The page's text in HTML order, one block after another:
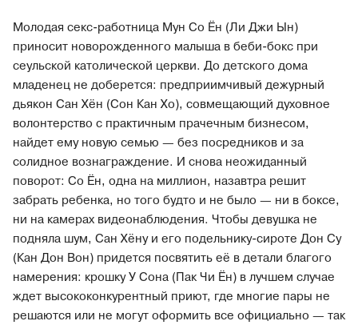
Молодая секс-работница Мун Со Ён (Ли Джи Ын)
приносит новорожденного малыша в беби-бокс при
сеульской католической церкви. До детского дома
младенец не доберется: предприимчивый дежурный
дьякон Сан Хён (Сон Кан Хо), совмещающий духовное
волонтерство с практичным прачечным бизнесом,
найдет ему новую семью — без посредников и за
солидное вознаграждение. И снова неожиданный
поворот: Со Ён, одна на миллион, назавтра решит
забрать ребенка, но того будто и не было — ни в боксе,
ни на камерах видеонаблюдения. Чтобы девушка не
подняла шум, Сан Хёну и его подельнику-сироте Дон Су
(Кан Дон Вон) придется посвятить её в детали благого
намерения: крошку У Сона (Пак Чи Ён) в лучшем случае
ждет высококонкурентный приют, где многие пары не
решаются или не могут оформить все официально — так